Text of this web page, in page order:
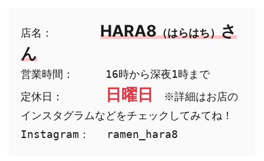
店名： HARA8（はらはち）さ
ん
営業時間：　　　16時から深夜1時まで
定休日：
日曜日
※詳細はお店の
インスタグラムなどをチェックしてみてね！
Instagram：　 ramen_hara8